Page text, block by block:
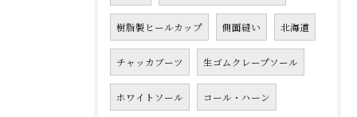
樹脂製ヒールカップ 側面縫い 北海道
チャッカブーツ 生ゴムクレープソール
ホワイトソール コール・ハーン